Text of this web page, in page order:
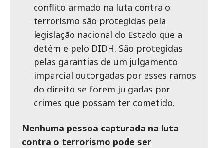
conflito armado na luta contra o
terrorismo são protegidas pela
legislação nacional do Estado que a
detém e pelo DIDH. São protegidas
pelas garantias de um julgamento
imparcial outorgadas por esses ramos
do direito se forem julgadas por
crimes que possam ter cometido.
Nenhuma pessoa capturada na luta
contra o terrorismo pode ser